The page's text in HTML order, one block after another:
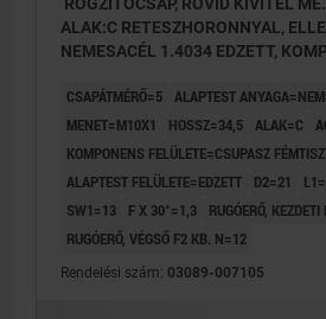
RÖGZÍTŐCSAP, RÖVID KIVITEL
ALAK:C RETESZHORONNYAL,
NEMESACÉL 1.4034 EDZETT,
CSAPÁTMÉRŐ=5 ALAPTEST
MENET=M10X1
HOSSZ=34,5 ALAK=C
KOMPONENS FELÜLETE=CSUPASZ
ALAPTEST FELÜLETE=EDZETT
D2=21
SW1=13
F X 30°=1,3
RUGÓERŐ,
RUGÓERŐ, VÉGSŐ F2 KB. N=12
Rendelési szám: 03089-007105